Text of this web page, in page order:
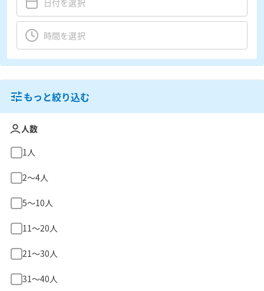
もっと絞り込む
人数
1人
2〜4人
5〜10人
11〜20人
21〜30人
31〜40人